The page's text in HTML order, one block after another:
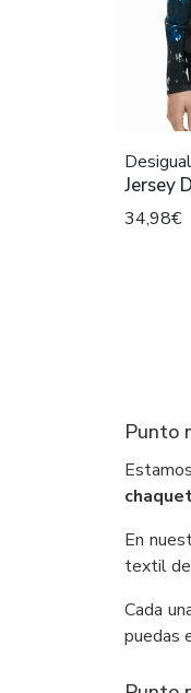
Desigual
Jersey
34,98€
Punto
En
textil
Cada
puedas